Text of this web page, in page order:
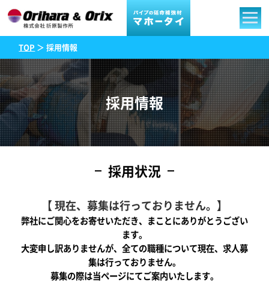
TOP ＞ 採用情報
採用情報
採用状況
【 現在、募集は行っておりません。】
弊社にご関心をお寄せいただき、まことにありがとうござい
ます。
大変申し訳ありませんが、全ての職種について現在、求人募
集は行っておりません。
募集の際は当ページにてご案内いたします。